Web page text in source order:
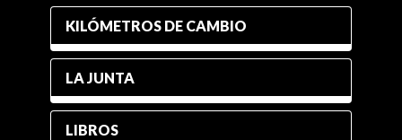
KILÓMETROS DE CAMBIO
LA JUNTA
LIBROS